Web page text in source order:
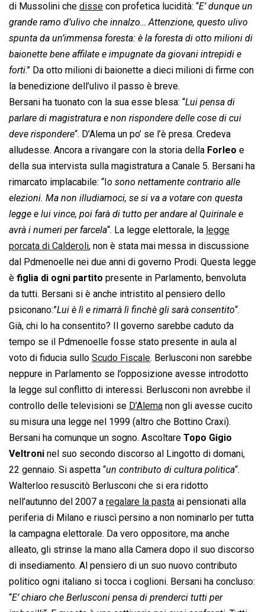
di Mussolini che disse con profetica lucidità: “E’ dunque un
grande ramo d’ulivo che innalzo… Attenzione, questo ulivo
spunta da un’immensa foresta: è la foresta di otto milioni di
baionette bene affilate e impugnate da giovani intrepidi e
forti.” Da otto milioni di baionette a dieci milioni di firme con
la benedizione dell’ulivo il passo è breve.
Bersani ha tuonato con la sua esse blesa: “Lui pensa di
parlare di magistratura e non rispondere delle cose di cui
deve rispondere“. D’Alema un po’ se l’è presa. Credeva
alludesse. Ancora a rivangare con la storia della Forleo e
della sua intervista sulla magistratura a Canale 5. Bersani ha
rimarcato implacabile: “I o sono nettamente contrario alle
elezioni. Ma non illudiamoci, se si va a votare con questa
legge e lui vince, poi farà di tutto per andare al Quirinale e
avrà i numeri per farcela“. La legge elettorale, la legge
porcata di Calderoli, non è stata mai messa in discussione
dal Pdmenoelle nei due anni di governo Prodi. Questa legge
è figlia di ogni partito presente in Parlamento, benvoluta
da tutti. Bersani si è anche intristito al pensiero dello
psiconano:”Lui è lì e rimarrà lì finchè gli sarà consentito“.
Già, chi lo ha consentito? Il governo sarebbe caduto da
tempo se il Pdmenoelle fosse stato presente in aula al
voto di fiducia sullo Scudo Fiscale. Berlusconi non sarebbe
neppure in Parlamento se l’opposizione avesse introdotto
la legge sul conflitto di interessi. Berlusconi non avrebbe il
controllo delle televisioni se D’Alema non gli avesse cucito
su misura una legge nel 1999 (altro che Bottino Craxi).
Bersani ha comunque un sogno. Ascoltare Topo Gigio
Veltroni nel suo secondo discorso al Lingotto di domani,
22 gennaio. Si aspetta “un contributo di cultura politica“.
Walterloo resuscitò Berlusconi che si era ridotto
nell’autunno del 2007 a regalare la pasta ai pensionati alla
periferia di Milano e riuscì persino a non nominarlo per tutta
la campagna elettorale. Da vero oppositore, ma anche
alleato, gli strinse la mano alla Camera dopo il suo discorso
di insediamento. Al pensiero di un suo nuovo contributo
politico ogni italiano si tocca i coglioni. Bersani ha concluso:
“E’ chiaro che Berlusconi pensa di prenderci tutti per